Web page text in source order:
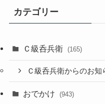
カテゴリー
Ｃ級呑兵衛 (165)
Ｃ級呑兵衛からのお知
おでかけ (943)